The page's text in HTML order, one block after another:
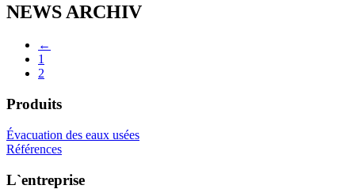
NEWS ARCHIV
←
1
2
Produits
Évacuation des eaux usées
Références
L`entreprise